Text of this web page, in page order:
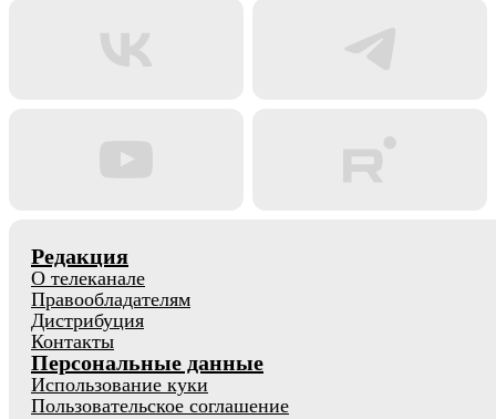
Редакция
О телеканале
Правообладателям
Дистрибуция
Контакты
Персональные данные
Использование куки
Пользовательское соглашение